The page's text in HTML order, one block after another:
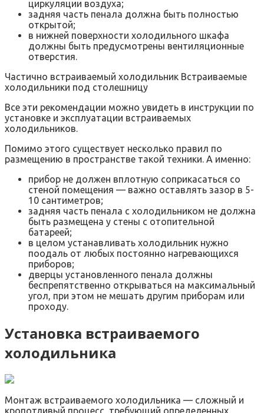
циркуляции воздуха;
задняя часть пенала должна быть полностью
открытой;
в нижней поверхности холодильного шкафа
должны быть предусмотрены вентиляционные
отверстия.
Частично встраиваемый холодильник Встраиваемые
холодильники под столешницу
Все эти рекомендации можно увидеть в инструкции по
установке и эксплуатации встраиваемых
холодильников.
Помимо этого существует несколько правил по
размещению в пространстве такой техники. А именно:
прибор не должен вплотную соприкасаться со
стеной помещения — важно оставлять зазор в 5-
10 сантиметров;
задняя часть пенала с холодильником не должна
быть размещена у стены с отопительной
батареей;
в целом устанавливать холодильник нужно
поодаль от любых постоянно нагревающихся
приборов;
дверцы установленного пенала должны
беспрепятственно открываться на максимальный
угол, при этом не мешать другим приборам или
проходу.
Установка встраиваемого
холодильника
Монтаж встраиваемого холодильника — сложный и
кропотливый процесс, требующий определенных